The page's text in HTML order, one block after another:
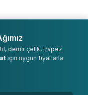
demir çelik, trapez
için uygun fiyatlarla